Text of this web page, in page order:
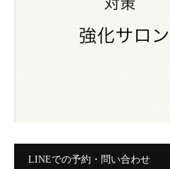
LINEでの予約・問い合わせ